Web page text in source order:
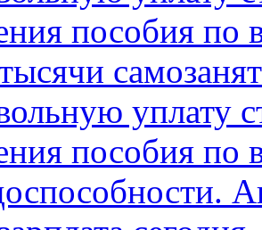
пособия по
уплату
пособия по